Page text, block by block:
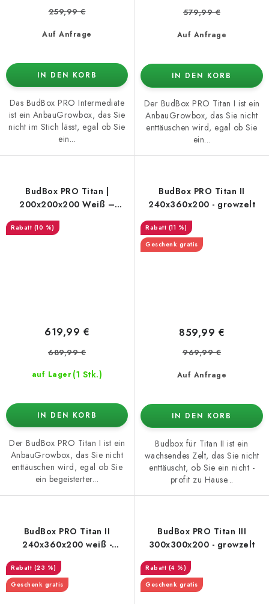
Auf Anfrage
259,99 €
IN DEN KORB
Das BudBox PRO Intermediate
ist ein AnbauGrowbox, das Sie
nicht im Stich lässt, egal ob Sie
ein...
Auf Anfrage
579,99 €
IN DEN KORB
Der BudBox PRO Titan I ist ein
AnbauGrowbox, das Sie nicht
enttäuschen wird, egal ob Sie
ein...
BudBox PRO Titan |
200x200x200 Weiß –
(10 %)
auf Lager (1 Stk.)
619,99 €
689,99 €
IN DEN KORB
Der BudBox PRO Titan I ist ein
AnbauGrowbox, das Sie nicht
enttäuschen wird, egal ob Sie
ein begeisterter...
BudBox PRO Titan II
240x360x200 - growzelt
(11 %)
Geschenk gratis
Auf Anfrage
859,99 €
969,99 €
IN DEN KORB
Budbox für Titan II ist ein
wachsendes Zelt, das Sie nicht
enttäuscht, ob Sie ein nicht -
profit zu Hause...
BudBox PRO Titan II
240x360x200 weiß -
growzelt
(23 %)
Geschenk gratis
BudBox PRO Titan III
300x300x200 - growzelt
(4 %)
Geschenk gratis